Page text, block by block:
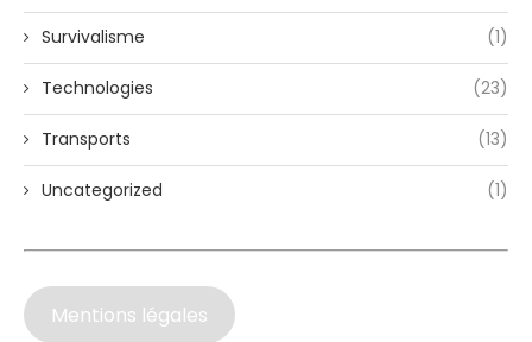
Survivalisme (1)
Technologies (23)
Transports (13)
Uncategorized (1)
Mentions légales